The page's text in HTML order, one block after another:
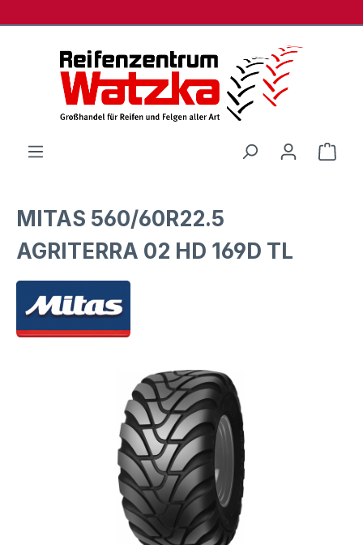
MITAS 560/60R22.5
AGRITERRA 02 HD 169D TL
Bildergalerie überspringen